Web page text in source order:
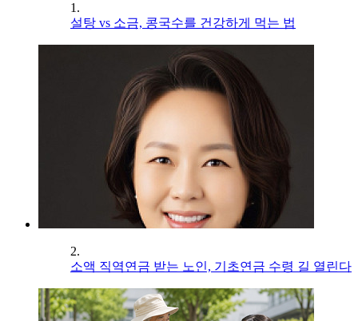
1.
설탕 vs 소금, 콩국수를 건강하게 먹는 법
2.
소액 직역연금 받는 노인, 기초연금 수령 길 열린다